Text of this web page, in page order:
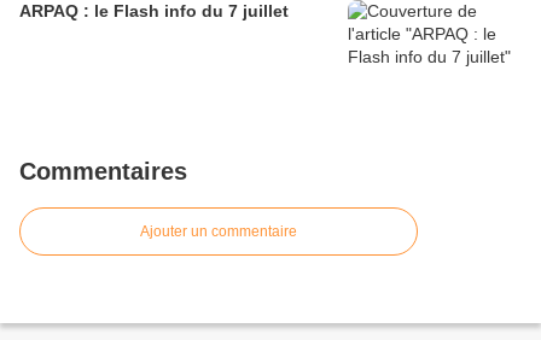
ARPAQ : le Flash info du 7 juillet
Commentaires
Ajouter un commentaire